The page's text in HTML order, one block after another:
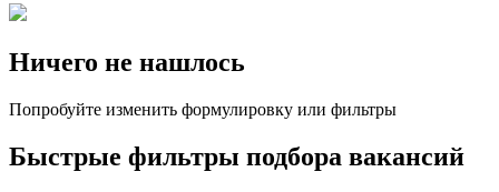
Ничего не нашлось
Попробуйте изменить формулировку или фильтры
Быстрые фильтры подбора вакансий